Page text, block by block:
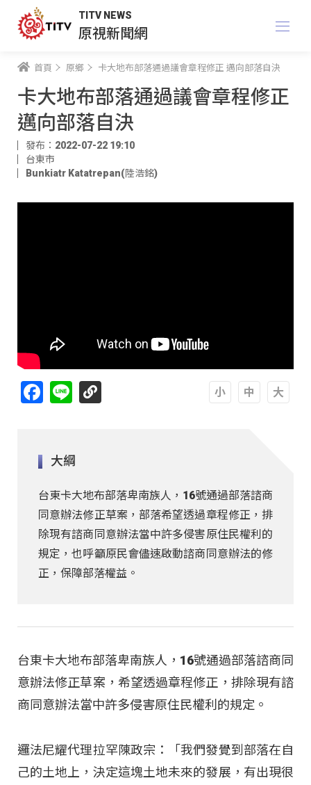
TITV NEWS
原視新聞網
首頁 原鄉 卡大地布部落通過議會章程修正 邁向部落自決
卡大地布部落通過議會章程修正
邁向部落自決
發布：2022-07-22 19:10
台東市
Bunkiatr Katatrepan(陸浩銘)
Facebook
Line
大綱
台東卡大地布部落卑南族人，16號通過部落諮商
同意辦法修正草案，部落希望透過章程修正，排
除現有諮商同意辦法當中許多侵害原住民權利的
規定，也呼籲原民會儘速啟動諮商同意辦法的修
正，保障部落權益。
台東卡大地布部落卑南族人，16號通過部落諮商同
意辦法修正草案，希望透過章程修正，排除現有諮
商同意辦法當中許多侵害原住民權利的規定。
邏法尼耀代理拉罕陳政宗：「我們發覺到部落在自
己的土地上，決定這塊土地未來的發展，有出現很